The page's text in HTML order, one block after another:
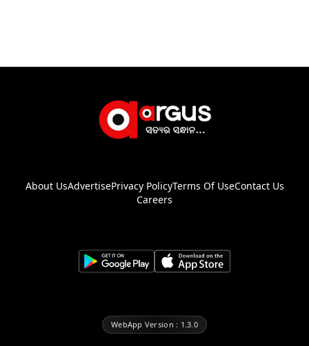
About UsAdvertisePrivacy PolicyTerms Of UseContact Us
Careers
WebApp Version : 1.3.0